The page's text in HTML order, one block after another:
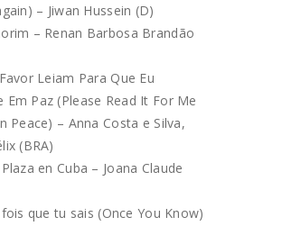
– Jiwan Hussein (D)
– Renan Barbosa Brandão
Leiam Para Que Eu
Em Paz (Please Read It For Me
Peace) – Anna Costa e Silva,
(BRA)
en Cuba – Joana Claude
que tu sais (Once You Know)